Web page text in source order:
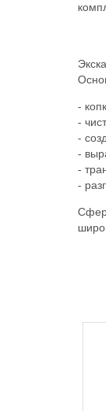
-
-
-
-
-
-